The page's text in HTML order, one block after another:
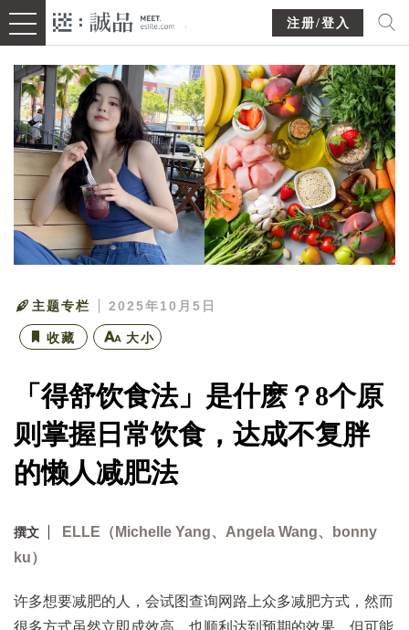
注册/登入
主题专栏 2025年10月5日
收藏 大小
「得舒饮食法」是什麽？8个原
则掌握日常饮食，达成不复胖
的懒人减肥法
撰文
ELLE（Michelle Yang、Angela Wang、bonny
ku）
许多想要减肥的人，会试图查询网路上众多减肥方式，然而
很多方式虽然立即成效高，也顺利达到预期的效果，但可能